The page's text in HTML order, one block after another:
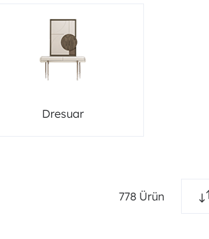
Dresuar
778 Ürün